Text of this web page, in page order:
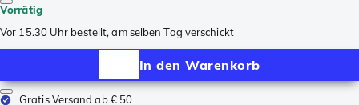
Vorrätig
Vor 15.30 Uhr bestellt, am selben Tag verschickt
In den Warenkorb
Gratis Versand ab € 50